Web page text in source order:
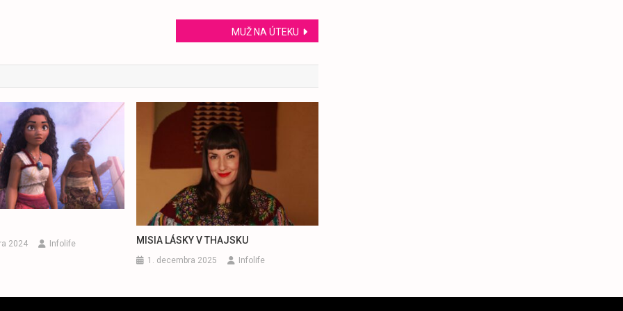
MUŽ NA ÚTEKU
2024 Infolife MISIA LÁSKY V THAJSKU
1. decembra 2025 Infolife